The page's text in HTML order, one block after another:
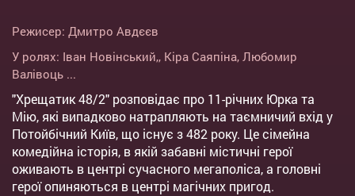
Режисер: Дмитро Авдєєв
У ролях: Іван Новінський,, Кіра Саяпіна, Любомир
Валівоць ...
"Хрещатик 48/2" розповідає про 11-річних Юрка та
Мію, які випадково натрапляють на таємничий вхід у
Потойбічний Київ, що існує з 482 року. Це сімейна
комедійна історія, в якій забавні містичні герої
оживають в центрі сучасного мегаполіса, а головні
герої опиняються в центрі магічних пригод.